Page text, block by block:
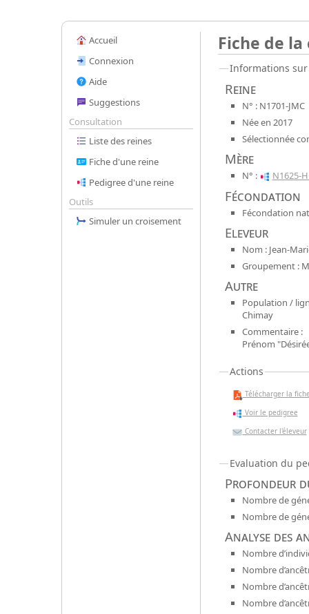
Accueil
Connexion
Aide
Suggestions
Consultation
Liste des reines
Fiche d'une reine
Pedigree d'une reine
Outils
Simuler un croisement
Fiche de la
Informations
Reine
N° : N1701-JMC
Née en 2017
Sélectionnée
Mère
N° : N1625-
Fécondation
Fécondation
Eleveur
Nom : Jean-
Groupement :
Autre
Population /
Chimay
Commentaire :
Prénom
Actions
Télécharger la
Voir le pedigree
Contacter l'éleveur
Evaluation du
Profondeur
Nombre de
Nombre de
Analyse des
Nombre
Nombre
Nombre
Nombre